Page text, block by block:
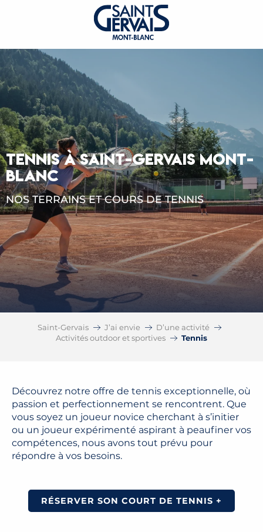
TENNIS À SAINT-GERVAIS MONT-
BLANC
NOS TERRAINS ET COURS DE TENNIS
Saint-Gervais J’ai envie
D’une activité
Activités outdoor et sportives
Tennis
Découvrez notre offre de tennis exceptionnelle, où
passion et perfectionnement se rencontrent. Que
vous soyez un joueur novice cherchant à s’initier
ou un joueur expérimenté aspirant à peaufiner vos
compétences, nous avons tout prévu pour
répondre à vos besoins.
RÉSERVER SON COURT DE TENNIS +